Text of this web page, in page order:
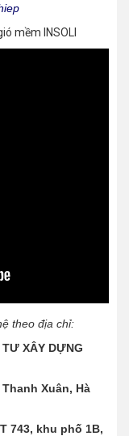
mềm INSOLI
theo địa chỉ:
XÂY DỰNG
Xuân, Hà
743, khu phố 1B,